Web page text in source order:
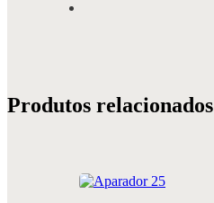
Produtos relacionados